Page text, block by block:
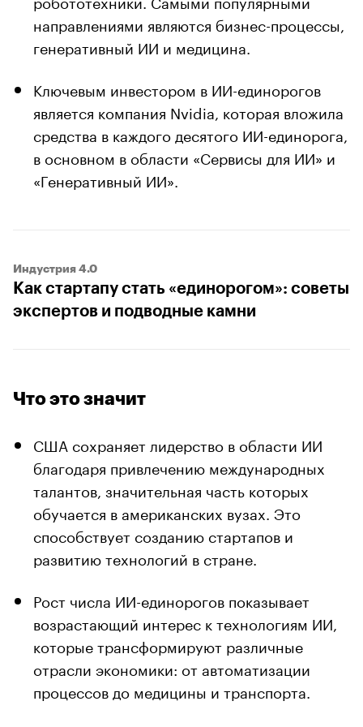
направлениями являются бизнес-процессы,
генеративный ИИ и медицина.
Ключевым инвестором в ИИ-единорогов
является компания Nvidia, которая вложила
средства в каждого десятого ИИ-единорога,
в основном в области «Сервисы для ИИ» и
«Генеративный ИИ».
Индустрия 4.0
Как стартапу стать «единорогом»: советы
экспертов и подводные камни
Что это значит
США сохраняет лидерство в области ИИ
благодаря привлечению международных
талантов, значительная часть которых
обучается в американских вузах. Это
способствует созданию стартапов и
развитию технологий в стране.
Рост числа ИИ-единорогов показывает
возрастающий интерес к технологиям ИИ,
которые трансформируют различные
отрасли экономики: от автоматизации
процессов до медицины и транспорта.